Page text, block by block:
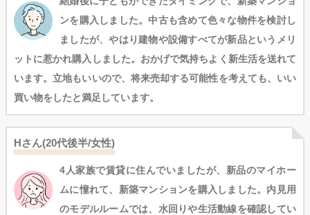
ンを購入しました。中古も含めて色々な物件を検討し
ましたが、やはり建物や設備すべてが新品というメリ
ットに惹かれ購入しました。おかげで気持ちよく新生活を送れて
います。立地もいいので、将来売却する可能性を考えても、いい
買い物をしたと満足しています。
Hさん(20代後半/女性)
4人家族で賃貸に住んでいましたが、新品のマイホー
ムに憧れて、新築マンションを購入しました。内見用
のモデルルームでは、水回りや生活動線を確認してい